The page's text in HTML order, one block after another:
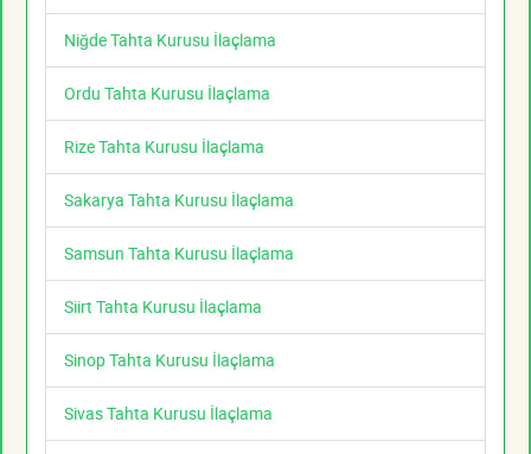
Niğde Tahta Kurusu İlaçlama
Ordu Tahta Kurusu İlaçlama
Rize Tahta Kurusu İlaçlama
Sakarya Tahta Kurusu İlaçlama
Samsun Tahta Kurusu İlaçlama
Siirt Tahta Kurusu İlaçlama
Sinop Tahta Kurusu İlaçlama
Sivas Tahta Kurusu İlaçlama